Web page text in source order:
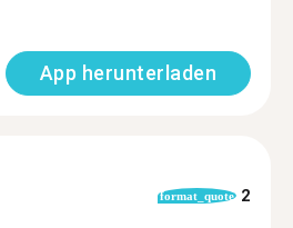
App herunterladen
format_quote 2